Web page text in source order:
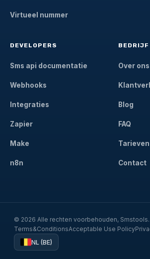
Virtueel nummer
DEVELOPERS
Sms api documentatie
Webhooks
Integraties
Zapier
Make
n8n
BEDRIJF
Over ons
Blog
FAQ
Tarieven
Contact
© 2026 Alle rechten voorbehouden, Smstools.
Terms&ConditionsAcceptable Use Policy
NL (BE)